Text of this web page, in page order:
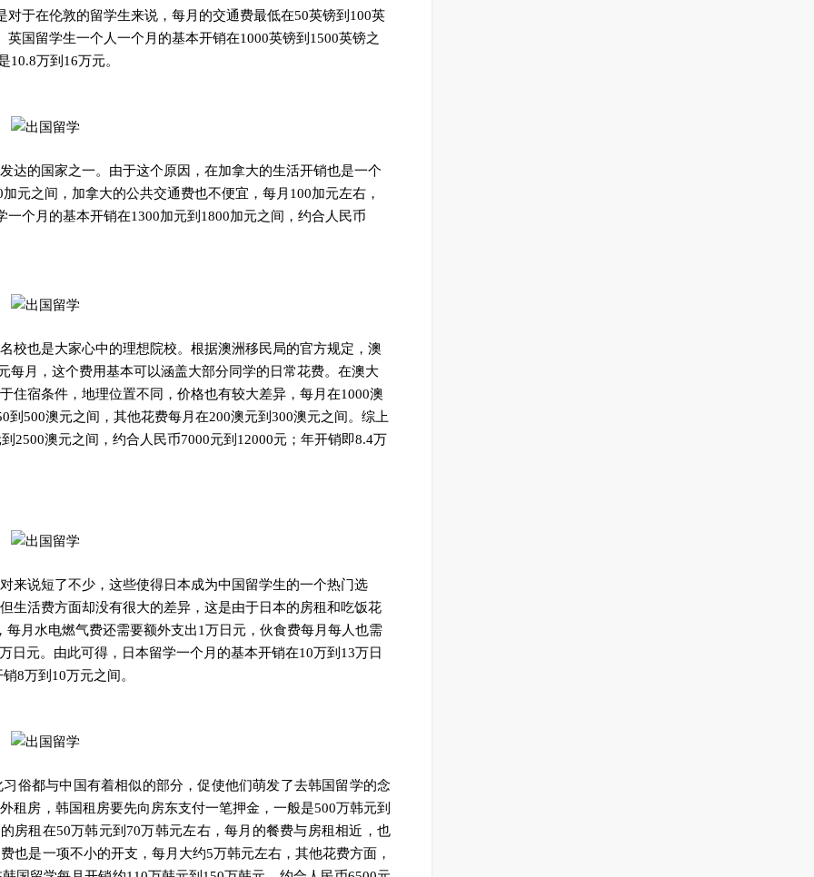
对于在伦敦的留学生来说，每月的交通费最低在50英镑到100英
英国留学生一个人一个月的基本开销在1000英镑到1500英镑之
10.8万到16万元。
达的国家之一。由于这个原因，在加拿大的生活开销也是一个
元之间，加拿大的公共交通费也不便宜，每月100加元左右，
一个月的基本开销在1300加元到1800加元之间，约合人民币
校也是大家心中的理想院校。 根据澳洲移民局的官方规定，澳
月，这个费用基本可以涵盖大部分同学的日常花费。 在澳大
住宿条件，地理位置不同，价格也有较大差异，每月在1000澳
500澳元之间，其他花费每月在200澳元到300澳元之间。 综上
2500澳元之间，约合人民币7000元到12000元；年开销即8.4万
来说短了不少，这些使得日本成为中国留学生的一个热门选
生活费方面却没有很大的差异，这是由于日本的房租和吃饭花
月水电燃气费还需要额外支出1万日元，伙食费每月每人也需
日元。 由此可得，日本留学一个月的基本开销在10万到13万日
8万到10万元之间。
俗都与中国有着相似的部分，促使他们萌发了去韩国留学的念
租房，韩国租房要先向房东支付一笔押金，一般是500万韩元到
房租在50万韩元到70万韩元左右，每月的餐费与房租相近，也
也是一项不小的开支，每月大约5万韩元左右，其他花费方面，